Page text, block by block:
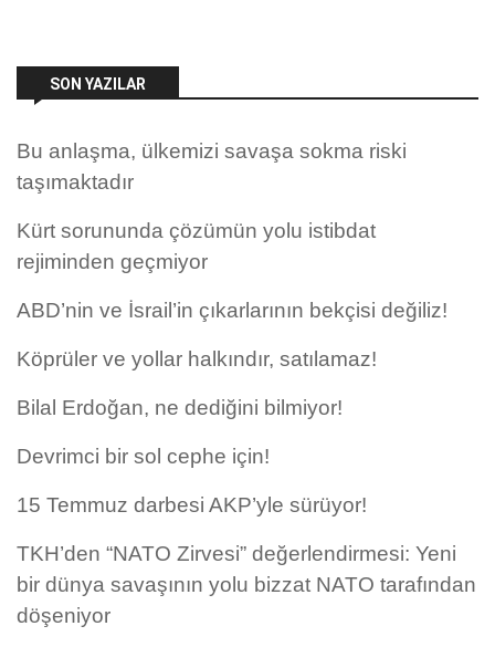
SON YAZILAR
Bu anlaşma, ülkemizi savaşa sokma riski
taşımaktadır
Kürt sorununda çözümün yolu istibdat
rejiminden geçmiyor
ABD’nin ve İsrail’in çıkarlarının bekçisi değiliz!
Köprüler ve yollar halkındır, satılamaz!
Bilal Erdoğan, ne dediğini bilmiyor!
Devrimci bir sol cephe için!
15 Temmuz darbesi AKP’yle sürüyor!
TKH’den “NATO Zirvesi” değerlendirmesi: Yeni
bir dünya savaşının yolu bizzat NATO tarafından
döşeniyor